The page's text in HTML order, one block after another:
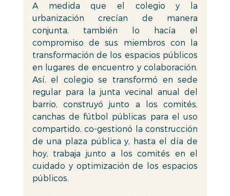
A medida que el colegio y la
urbanización crecían de manera
conjunta, también lo hacía el
compromiso de sus miembros con la
transformación de los espacios públicos
en lugares de encuentro y colaboración.
Así, el colegio se transformó en sede
regular para la junta vecinal anual del
barrio, construyó junto a los comités,
canchas de fútbol públicas para el uso
compartido, co-gestionó la construcción
de una plaza pública y, hasta el día de
hoy, trabaja junto a los comités en el
cuidado y optimización de los espacios
públicos.